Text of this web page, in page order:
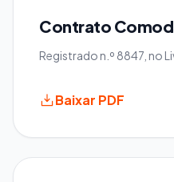
Contrato
Registrado n.º 8847, no
Baixar PDF